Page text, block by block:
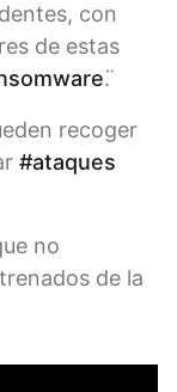
con
de estas
. ̈
recoger
#ataques
no
de la